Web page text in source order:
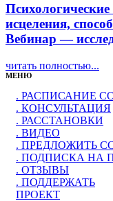
исцеления,
Вебинар —
читать полностью...
МЕНЮ
. РАСПИСАНИЕ
. КОНСУЛЬТАЦИЯ
. РАССТАНОВКИ
. ВИДЕО
. ПРЕДЛОЖИТЬ
. ПОДПИСКА НА
. ОТЗЫВЫ
. ПОДДЕРЖАТЬ
ПРОЕКТ